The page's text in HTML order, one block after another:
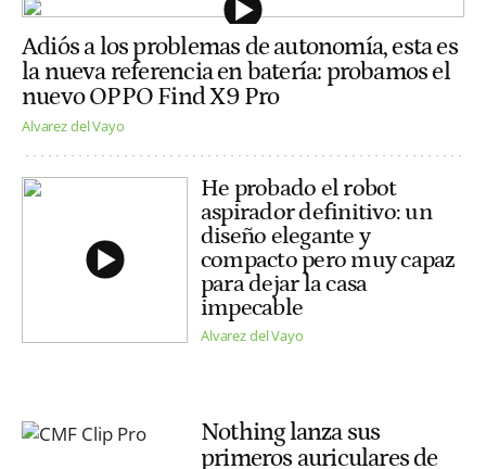
Adiós a los problemas de autonomía, esta es
la nueva referencia en batería: probamos el
nuevo OPPO Find X9 Pro
Alvarez del Vayo
He probado el robot
aspirador definitivo: un
diseño elegante y
compacto pero muy capaz
para dejar la casa
impecable
Alvarez del Vayo
Nothing lanza sus
primeros auriculares de